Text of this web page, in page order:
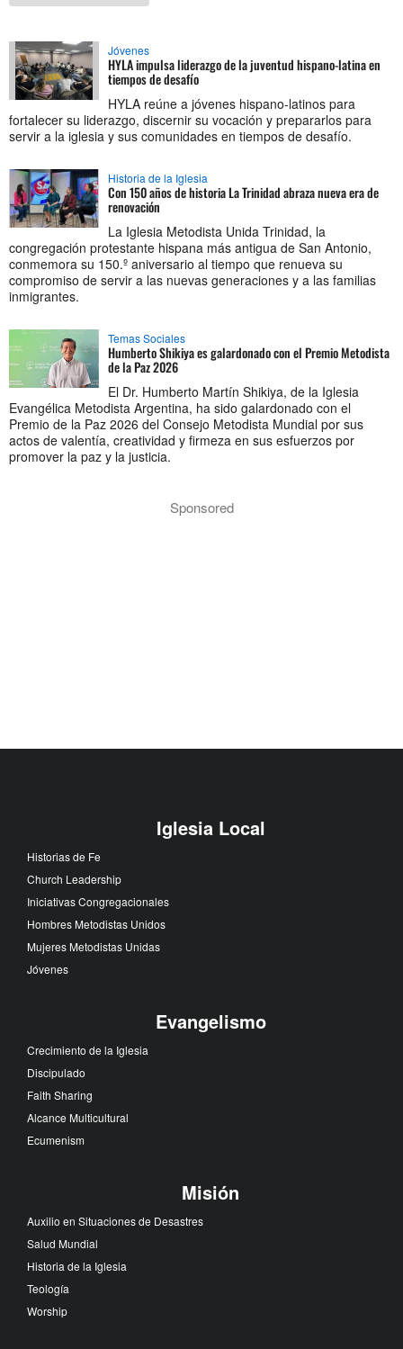
Jóvenes
HYLA impulsa liderazgo de la juventud hispano-latina en
tiempos de desafío
HYLA reúne a jóvenes hispano-latinos para
fortalecer su liderazgo, discernir su vocación y prepararlos para
servir a la iglesia y sus comunidades en tiempos de desafío.
Historia de la Iglesia
Con 150 años de historia La Trinidad abraza nueva era de
renovación
La Iglesia Metodista Unida Trinidad, la
congregación protestante hispana más antigua de San Antonio,
conmemora su 150.º aniversario al tiempo que renueva su
compromiso de servir a las nuevas generaciones y a las familias
inmigrantes.
Temas Sociales
Humberto Shikiya es galardonado con el Premio Metodista
de la Paz 2026
El Dr. Humberto Martín Shikiya, de la Iglesia
Evangélica Metodista Argentina, ha sido galardonado con el
Premio de la Paz 2026 del Consejo Metodista Mundial por sus
actos de valentía, creatividad y firmeza en sus esfuerzos por
promover la paz y la justicia.
Sponsored
Iglesia Local
Historias de Fe
Church Leadership
Iniciativas Congregacionales
Hombres Metodistas Unidos
Mujeres Metodistas Unidas
Jóvenes
Evangelismo
Crecimiento de la Iglesia
Discipulado
Faith Sharing
Alcance Multicultural
Ecumenism
Misión
Auxilio en Situaciones de Desastres
Salud Mundial
Historia de la Iglesia
Teología
Worship